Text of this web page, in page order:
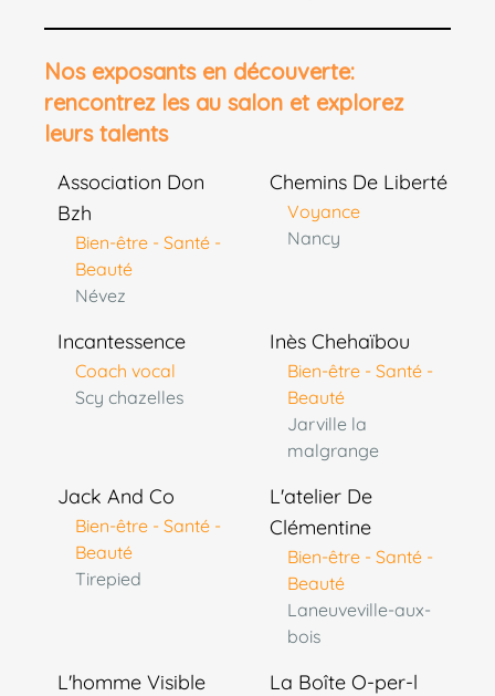
Nos exposants en découverte:
rencontrez les au salon et explorez
leurs talents
Association Don
Bzh
Bien-être - Santé -
Beauté
Névez
Chemins De Liberté
Voyance
Nancy
Incantessence
Coach vocal
Scy chazelles
Inès Chehaïbou
Bien-être - Santé -
Beauté
Jarville la
malgrange
Jack And Co
Bien-être - Santé -
Beauté
Tirepied
L'atelier De
Clémentine
Bien-être - Santé -
Beauté
Laneuveville-aux-
bois
L'homme Visible La Boîte O-per-l